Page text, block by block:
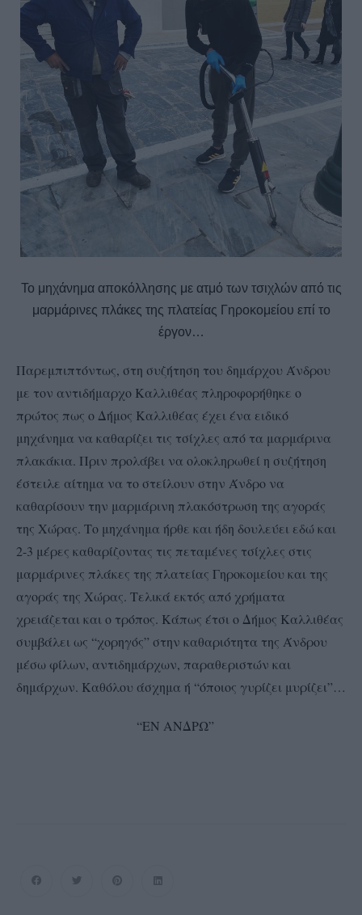
Το μηχάνημα αποκόλλησης με ατμό των τσιχλών από τις
μαρμάρινες πλάκες της πλατείας Γηροκομείου επί το
έργον…
Παρεμπιπτόντως, στη συζήτηση του δημάρχου Άνδρου
με τον αντιδήμαρχο Καλλιθέας πληροφορήθηκε ο
πρώτος πως ο Δήμος Καλλιθέας έχει ένα ειδικό
μηχάνημα να καθαρίζει τις τσίχλες από τα μαρμάρινα
πλακάκια. Πριν προλάβει να ολοκληρωθεί η συζήτηση
έστειλε αίτημα να το στείλουν στην Άνδρο να
καθαρίσουν την μαρμάρινη πλακόστρωση της αγοράς
της Χώρας. Το μηχάνημα ήρθε και ήδη δουλεύει εδώ και
2-3 μέρες καθαρίζοντας τις πεταμένες τσίχλες στις
μαρμάρινες πλάκες της πλατείας Γηροκομείου και της
αγοράς της Χώρας. Τελικά εκτός από χρήματα
χρειάζεται και ο τρόπος. Κάπως έτσι ο Δήμος Καλλιθέας
συμβάλει ως “χορηγός” στην καθαριότητα της Άνδρου
μέσω φίλων, αντιδημάρχων, παραθεριστών και
δημάρχων. Καθόλου άσχημα ή “όποιος γυρίζει μυρίζει”…
“ΕΝ ΑΝΔΡΩ”